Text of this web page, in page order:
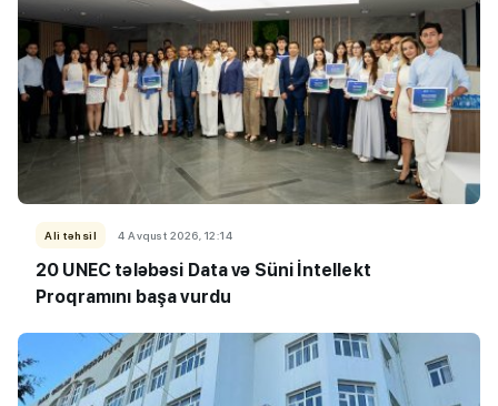
Ali təhsil 4 Avqust 2026, 12:14
20 UNEC tələbəsi Data və Süni İntellekt
Proqramını başa vurdu